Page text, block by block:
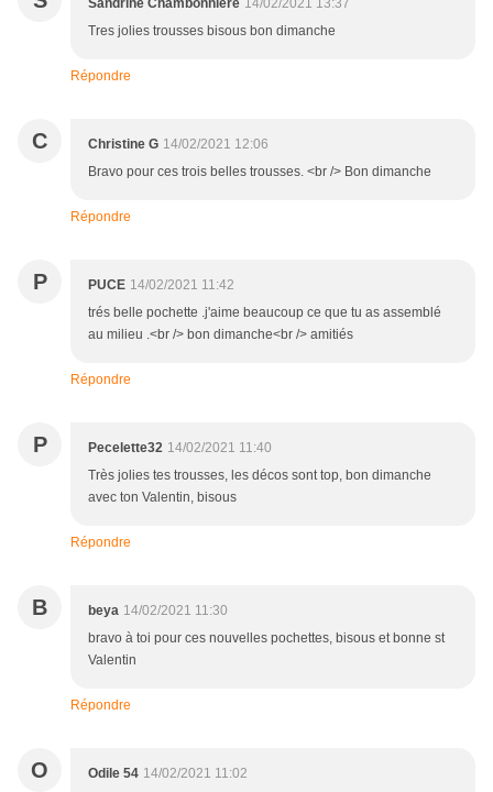
Sandrine Chambonniere 14/02/2021 13:37
Tres jolies trousses bisous bon dimanche
Répondre
C Christine G 14/02/2021 12:06
Bravo pour ces trois belles trousses. <br /> Bon dimanche
Répondre
P PUCE 14/02/2021 11:42
trés belle pochette .j'aime beaucoup ce que tu as assemblé
au milieu .<br /> bon dimanche<br /> amitiés
Répondre
P Pecelette32 14/02/2021 11:40
Très jolies tes trousses, les décos sont top, bon dimanche
avec ton Valentin, bisous
Répondre
B beya 14/02/2021 11:30
bravo à toi pour ces nouvelles pochettes, bisous et bonne st
Valentin
Répondre
O Odile 54 14/02/2021 11:02